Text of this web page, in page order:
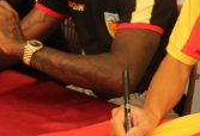
SAĞLIK
SİYASET